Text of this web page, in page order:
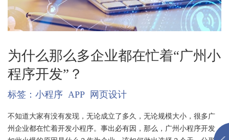
为什么那么多企业都在忙着“广州小
程序开发”？
标签： 小程序 APP 网页设计
不知道大家有没有发现，无论成立了多久，无论规模大小，很多广
州企业都在忙着开发小程序。事出必有因，那么，广州小程序开发